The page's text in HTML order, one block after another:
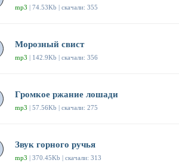
mp3 | 74.53Kb | скачали: 355
Морозный свист
mp3 | 142.9Kb | скачали: 356
Громкое ржание лошади
mp3 | 57.56Kb | скачали: 275
Звук горного ручья
mp3 | 370.45Kb | скачали: 313